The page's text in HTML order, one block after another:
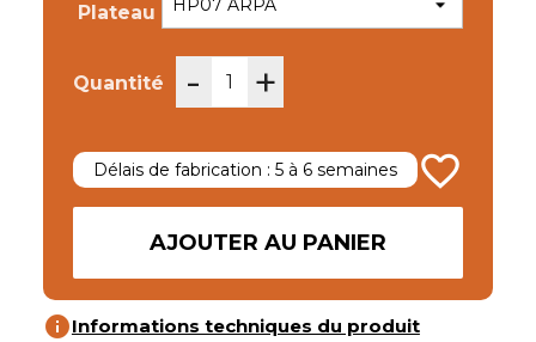
Plateau
Quantité - +
Délais de fabrication : 5 à 6 semaines favorite_border
AJOUTER AU PANIER
infoInformations techniques du produit